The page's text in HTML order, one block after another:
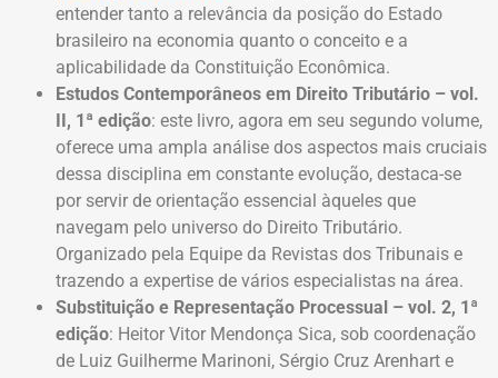
entender tanto a relevância da posição do Estado
brasileiro na economia quanto o conceito e a
aplicabilidade da Constituição Econômica.
Estudos Contemporâneos em Direito Tributário – vol.
II, 1ª edição: este livro, agora em seu segundo volume,
oferece uma ampla análise dos aspectos mais cruciais
dessa disciplina em constante evolução, destaca-se
por servir de orientação essencial àqueles que
navegam pelo universo do Direito Tributário.
Organizado pela Equipe da Revistas dos Tribunais e
trazendo a expertise de vários especialistas na área.
Substituição e Representação Processual – vol. 2, 1ª
edição: Heitor Vitor Mendonça Sica, sob coordenação
de Luiz Guilherme Marinoni, Sérgio Cruz Arenhart e